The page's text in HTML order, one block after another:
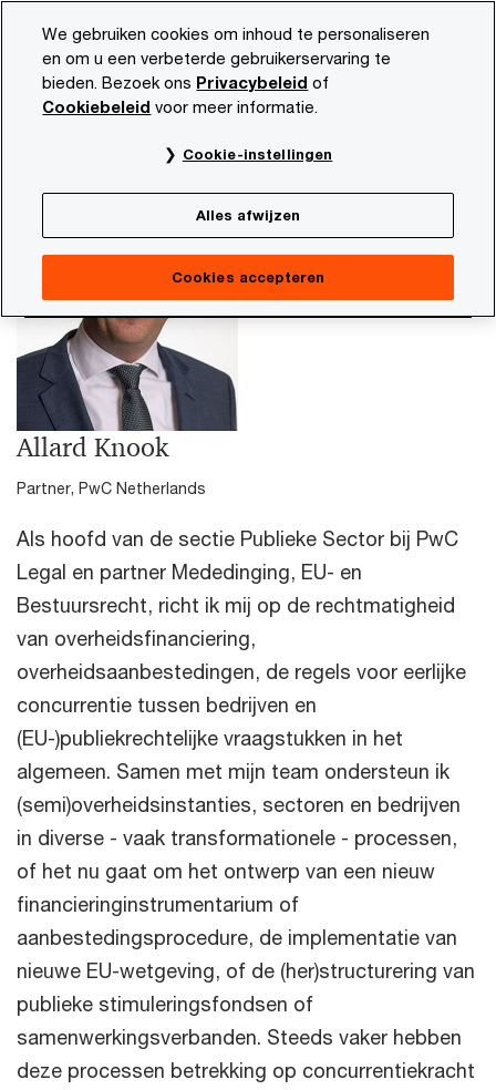
content
footer
PwC NL Allard Knook
Allard Knook
Partner, PwC Netherlands
Als hoofd van de sectie Publieke Sector bij PwC
Legal en partner Mededinging, EU- en
Bestuursrecht, richt ik mij op de rechtmatigheid
van overheidsfinanciering,
overheidsaanbestedingen, de regels voor eerlijke
concurrentie tussen bedrijven en
(EU-)publiekrechtelijke vraagstukken in het
algemeen. Samen met mijn team ondersteun ik
(semi)overheidsinstanties, sectoren en bedrijven
in diverse - vaak transformationele - processen,
of het nu gaat om het ontwerp van een nieuw
financieringinstrumentarium of
aanbestedingsprocedure, de implementatie van
nieuwe EU-wetgeving, of de (her)structurering van
publieke stimuleringsfondsen of
samenwerkingsverbanden. Steeds vaker hebben
deze processen betrekking op concurrentiekracht
We gebruiken cookies om inhoud te personaliseren
en om u een verbeterde gebruikerservaring te
bieden. Bezoek ons Privacybeleid of
Cookiebeleid voor meer informatie.
Cookie-instellingen
Alles afwijzen
Cookies accepteren